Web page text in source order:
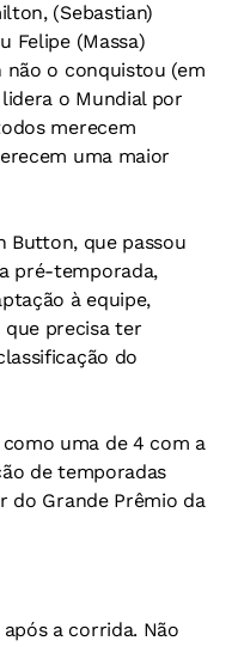
(Sebastian)
Felipe (Massa)
o conquistou (em
o Mundial por
merecem
uma maior
Button, que passou
pré-temporada,
à equipe,
que precisa ter
do
uma de 4 com a
de temporadas
do Grande Prêmio da
a corrida. Não